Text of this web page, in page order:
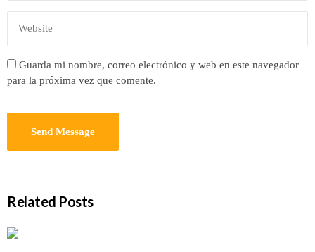
Guarda mi nombre, correo electrónico y web en este navegador
para la próxima vez que comente.
Related Posts